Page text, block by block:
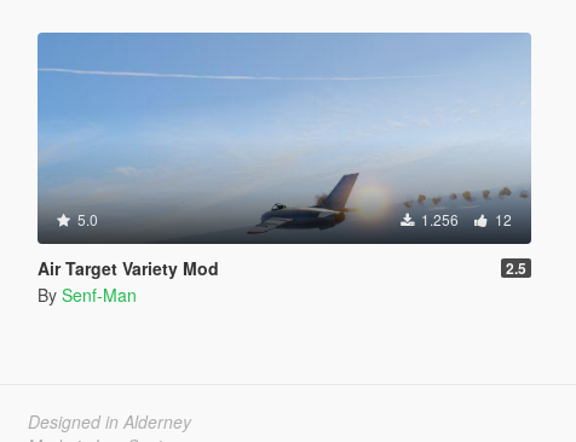
5.0 1.256 12
Air Target Variety Mod 2.5
By Senf-Man
Designed in Alderney